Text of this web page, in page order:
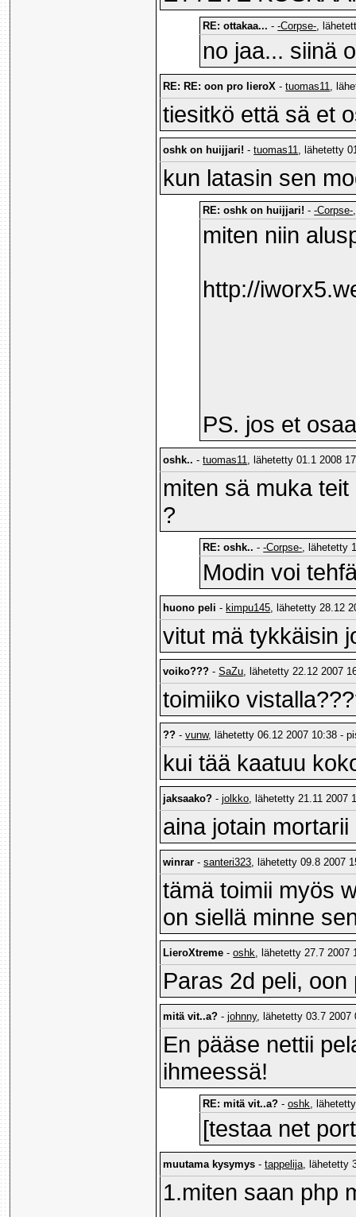
RE: ottakaa... --Corpse-,
no jaa... siinä
RE: RE: oon pro lieroX -tuomas11,
tiesitkö että sä et
oshk on huijjari! -tuomas11, lähetetty
kun latasin sen
RE: oshk on huijjari! --Corpse-
miten niin
http://
PS. jos et
oshk.. -tuomas11, lähetetty 01.1 2008
miten sä muka teit
?
RE: oshk.. --Corpse-, lähetetty
Modin voi
huono peli - kimpu145, lähetetty 28.12
vitut mä tykkäisin
voiko??? -SaZu, lähetetty 22.12 2007
toimiiko
?? -vunw, lähetetty 06.12 2007 10:38 -
kui tää kaatuu
jaksaako? -jolkko, lähetetty 21.11 2007
aina jotain
winrar -santeri323, lähetetty 09.8 2007
tämä toimii myös
on siellä minne
LieroXtreme -oshk, lähetetty 27.7 2007
Paras 2d peli,
mitä vit..a? -johnny, lähetetty 03.7
En pääse nettii
ihmeessä!
RE: mitä vit..a? -oshk,
[testaa net
muutama kysymys -tappelija, lähetetty
1.miten saan php